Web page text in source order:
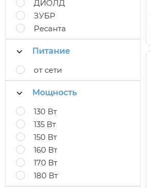
ДИОЛД
ЗУБР
Ресанта
Питание
от сети
Мощность
130 Вт
135 Вт
150 Вт
160 Вт
170 Вт
180 Вт